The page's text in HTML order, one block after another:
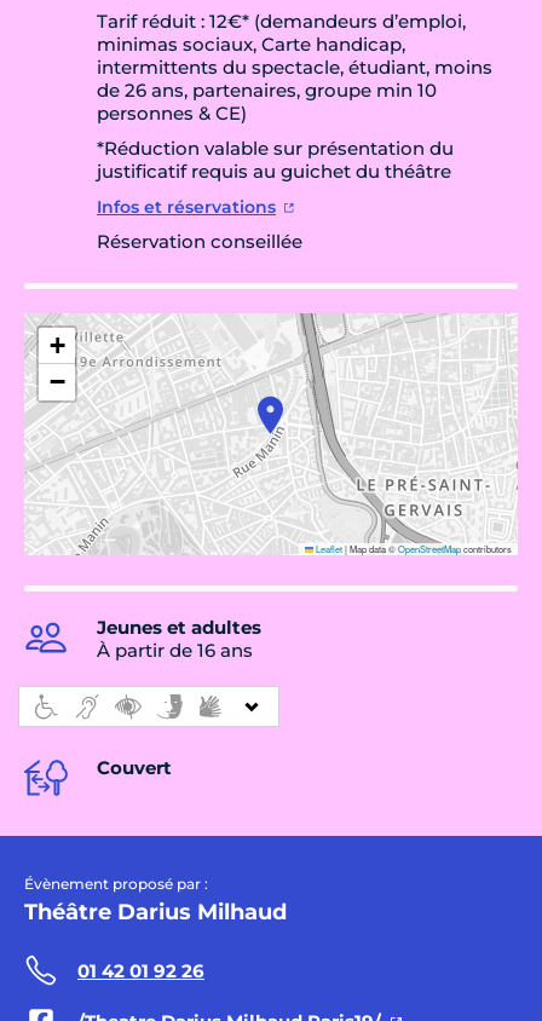
Tarif réduit : 12€* (demandeurs d’emploi,
minimas sociaux, Carte handicap,
intermittents du spectacle, étudiant, moins
de 26 ans, partenaires, groupe min 10
personnes & CE)
*Réduction valable sur présentation du
justificatif requis au guichet du théâtre
Infos et réservations
Réservation conseillée
+
−
Leaflet|Map data ©OpenStreetMapcontributors
Jeunes et adultes
À partir de 16 ans
Couvert
Évènement proposé par :
Théâtre Darius Milhaud
01 42 01 92 26